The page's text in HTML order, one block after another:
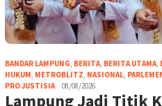
BANDAR LAMPUNG, BERITA, BERITA UTAMA,
HUKUM, METROBLITZ, NASIONAL,
PRO JUSTISIA
08/08/2026
Lampung Jadi Titik